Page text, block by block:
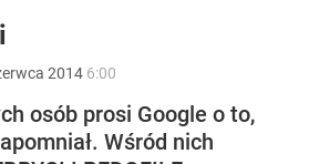
2014 6:00
osób prosi Google o to,
Wśród nich